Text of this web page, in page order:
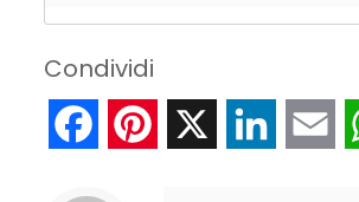
Condividi
FacebookPinterest LinkedIn